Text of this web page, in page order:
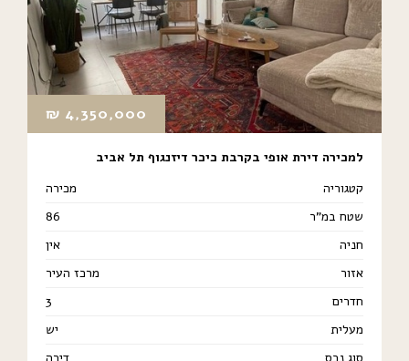
4,350,000
₪
למכירה דירת אופי בקרבת כיכר דיזנגוף תל אביב
קטגוריה
מכירה
שטח במ"ר
86
חניה
אין
אזור
מרכז העיר
חדרים
3
מעלית
יש
סוג נכס
דירה